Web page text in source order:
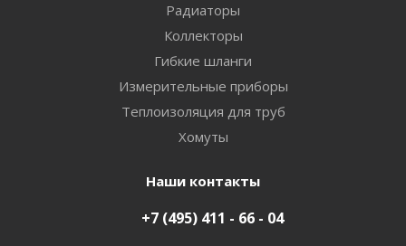
Радиаторы
Коллекторы
Гибкие шланги
Измерительные приборы
Теплоизоляция для труб
Хомуты
Наши контакты
+7 (495) 411 - 66 - 04